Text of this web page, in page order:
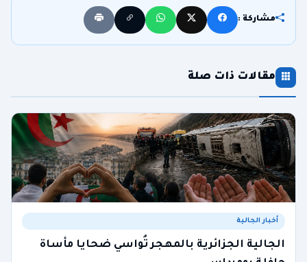
مشاركة :
مقالات ذات صلة
أخبار الجالية
الجالية الجزائرية بالمهجر تُواسي ضحايا مأساة